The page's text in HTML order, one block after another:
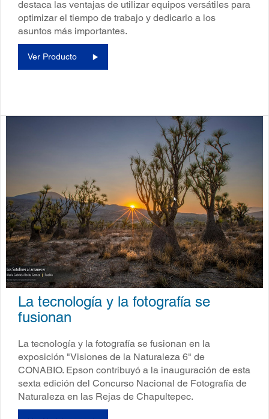
destaca las ventajas de utilizar equipos versátiles para
optimizar el tiempo de trabajo y dedicarlo a los
asuntos más importantes.
Ver Producto
La tecnología y la fotografía se
fusionan
La tecnología y la fotografía se fusionan en la
exposición "Visiones de la Naturaleza 6" de
CONABIO. Epson contribuyó a la inauguración de esta
sexta edición del Concurso Nacional de Fotografía de
Naturaleza en las Rejas de Chapultepec.